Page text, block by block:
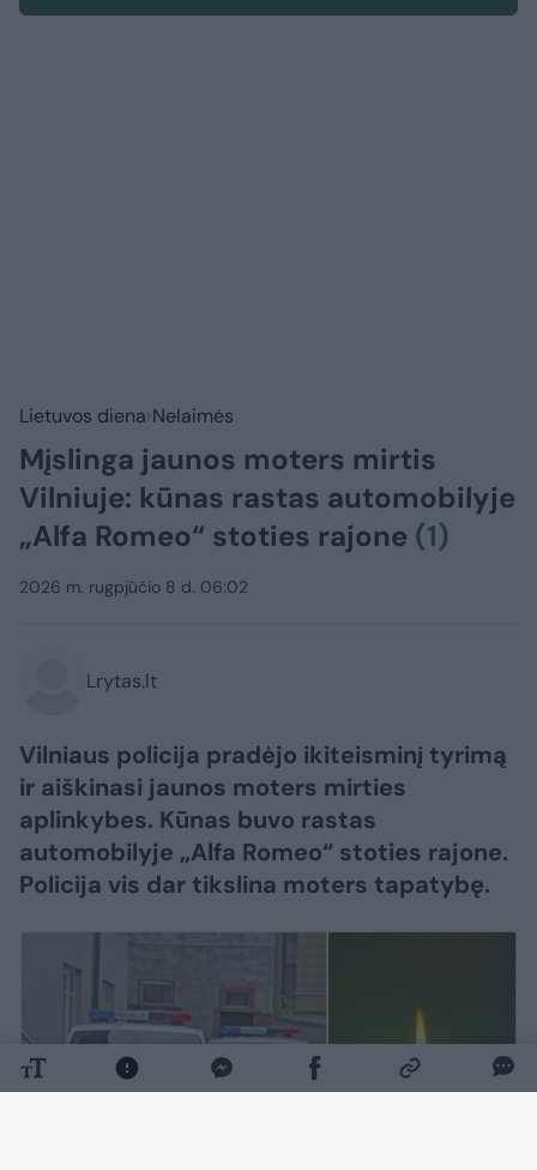
Lietuvos diena Nelaimės
Mįslinga jaunos moters mirtis
Vilniuje: kūnas rastas automobilyje
„Alfa Romeo“ stoties rajone (1)
2026 m. rugpjūčio 8 d. 06:02
Lrytas.lt
Vilniaus policija pradėjo ikiteisminį tyrimą
ir aiškinasi jaunos moters mirties
aplinkybes. Kūnas buvo rastas
automobilyje „Alfa Romeo“ stoties rajone.
Policija vis dar tikslina moters tapatybę.